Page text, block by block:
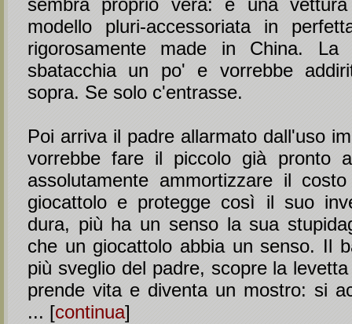
sembra proprio vera: è una
modello pluri-accessoriata in
rigorosamente made in China. La
sbatacchia un po' e vorrebbe
sopra. Se solo c'entrasse.
Poi arriva il padre allarmato dall'uso
vorrebbe fare il piccolo già pronto
assolutamente ammortizzare il
giocattolo e protegge così il suo
dura, più ha un senso la sua
che un giocattolo abbia un senso. Il
più sveglio del padre, scopre la
prende vita e diventa un mostro: si
... [continua]